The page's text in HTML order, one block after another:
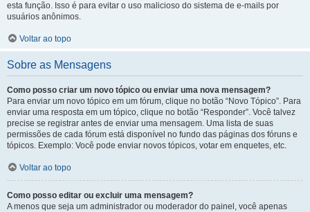
esta função. Isso é para evitar o uso malicioso do sistema de e-mails por
usuários anônimos.
Voltar ao topo
Sobre as Mensagens
Como posso criar um novo tópico ou enviar uma nova mensagem?
Para enviar um novo tópico em um fórum, clique no botão “Novo Tópico”. Para
enviar uma resposta em um tópico, clique no botão “Responder”. Você talvez
precise se registrar antes de enviar uma mensagem. Uma lista de suas
permissões de cada fórum está disponível no fundo das páginas dos fóruns e
tópicos. Exemplo: Você pode enviar novos tópicos, votar em enquetes, etc.
Voltar ao topo
Como posso editar ou excluir uma mensagem?
A menos que seja um administrador ou moderador do painel, você apenas